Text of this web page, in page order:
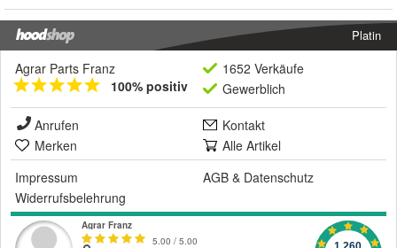
Platin
Agrar Parts Franz
100% positiv
1652 Verkäufe
Gewerblich
Anrufen
Kontakt
Merken
Alle Artikel
Impressum
AGB & Datenschutz
Widerrufsbelehrung